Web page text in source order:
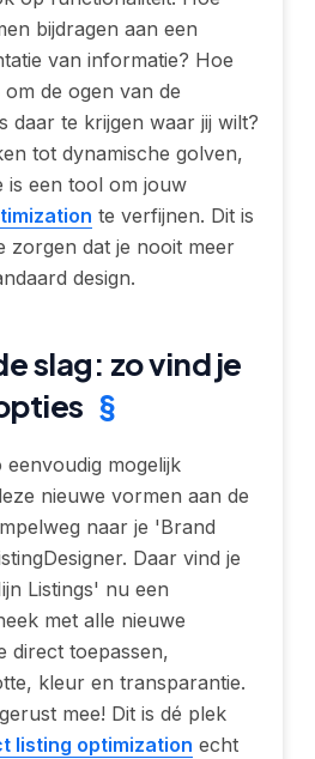
bijdragen aan een
van informatie? Hoe
de ogen van de
daar te krijgen waar jij wilt?
tot dynamische golven,
is een tool om jouw
te verfijnen. Dit is
zorgen dat je nooit meer
design.
slag: zo vind je
§
mogelijk
nieuwe vormen aan de
naar je 'Brand
Daar vind je
Listings' nu een
met alle nieuwe
direct toepassen,
kleur en transparantie.
mee! Dit is dé plek
listing optimization echt